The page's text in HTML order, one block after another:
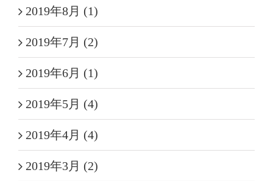
2019年8月 (1)
2019年7月 (2)
2019年6月 (1)
2019年5月 (4)
2019年4月 (4)
2019年3月 (2)